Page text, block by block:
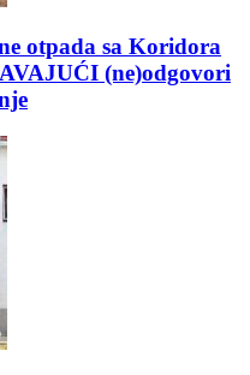
otpada sa Koridora
(ne)odgovori